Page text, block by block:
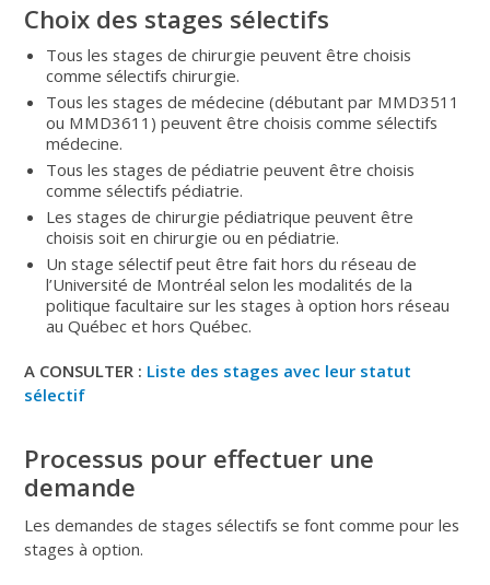
Choix des stages sélectifs
Tous les stages de chirurgie peuvent être choisis
comme sélectifs chirurgie.
Tous les stages de médecine (débutant par MMD3511
ou MMD3611) peuvent être choisis comme sélectifs
médecine.
Tous les stages de pédiatrie peuvent être choisis
comme sélectifs pédiatrie.
Les stages de chirurgie pédiatrique peuvent être
choisis soit en chirurgie ou en pédiatrie.
Un stage sélectif peut être fait hors du réseau de
l’Université de Montréal selon les modalités de la
politique facultaire sur les stages à option hors réseau
au Québec et hors Québec.
A CONSULTER : Liste des stages avec leur statut
sélectif
Processus pour effectuer une
demande
Les demandes de stages sélectifs se font comme pour les
stages à option.